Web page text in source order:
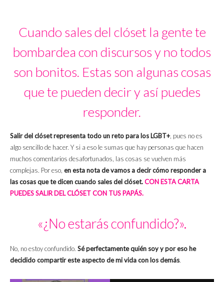
Cuando sales del clóset la gente te
bombardea con discursos y no todos
son bonitos. Estas son algunas cosas
que te pueden decir y así puedes
responder.
Salir del clóset representa todo un reto para los LGBT+, pues no es
algo sencillo de hacer. Y si a eso le sumas que hay personas que hacen
muchos comentarios desafortunados, las cosas se vuelven más
complejas. Por eso, en esta nota de vamos a decir cómo responder a
las cosas que te dicen cuando sales del clóset.CON ESTA CARTA
PUEDES SALIR DEL CLÓSET CON TUS PAPÁS.
«¿No estarás confundido?».
No, no estoy confundido. Sé perfectamente quién soy y por eso he
decidido compartir este aspecto de mi vida con los demás.